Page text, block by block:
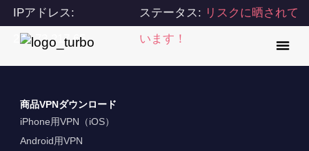
IPアドレス:
216.73.217.65
ステータス: リスクに晒されて
います！
商品VPNダウンロード
iPhone用VPN（iOS）
Android用VPN